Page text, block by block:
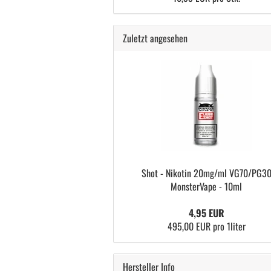
Zuletzt angesehen
Shot - Nikotin 20mg/ml VG70/PG30
MonsterVape - 10ml
4,95 EUR
495,00 EUR pro 1liter
Hersteller Info